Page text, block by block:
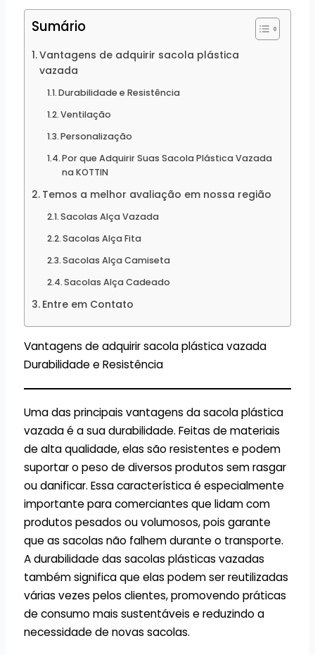
Sumário
Vantagens de adquirir sacola plástica
vazada
Durabilidade e Resistência
Ventilação
Personalização
Por que Adquirir Suas Sacola Plástica Vazada
na KOTTIN
Temos a melhor avaliação em nossa região
Sacolas Alça Vazada
Sacolas Alça Fita
Sacolas Alça Camiseta
Sacolas Alça Cadeado
Entre em Contato
Vantagens de adquirir sacola plástica vazada
Durabilidade e Resistência
Uma das principais vantagens da sacola plástica
vazada é a sua durabilidade. Feitas de materiais
de alta qualidade, elas são resistentes e podem
suportar o peso de diversos produtos sem rasgar
ou danificar. Essa característica é especialmente
importante para comerciantes que lidam com
produtos pesados ou volumosos, pois garante
que as sacolas não falhem durante o transporte.
A durabilidade das sacolas plásticas vazadas
também significa que elas podem ser reutilizadas
várias vezes pelos clientes, promovendo práticas
de consumo mais sustentáveis e reduzindo a
necessidade de novas sacolas.